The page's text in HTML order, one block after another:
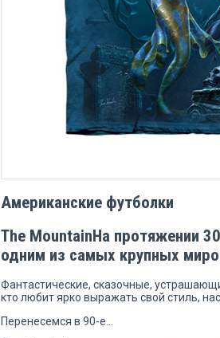
Американские футболки
The MountainНа протяжении
одним из самых крупных
Фантастические, сказочные,
кто любит ярко выражать свой стиль,
Перенесемся в 90-е…